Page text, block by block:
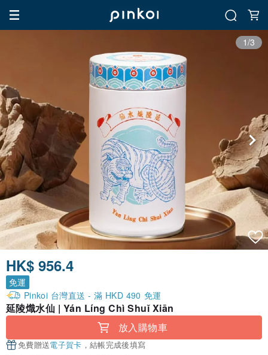
1/3
HK$ 956.4
免運
Pinkoi 台灣直送 - 滿 HKD 490 免運
延陵熾水仙 | Yán Líng Chì Shuǐ Xiān
放入購物車
免費贈送電子賀卡 ，結帳完成後填寫